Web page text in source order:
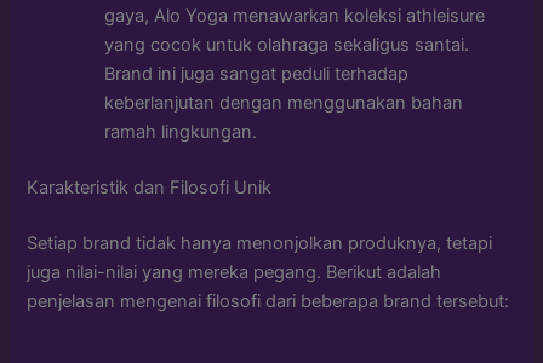
gaya, Alo Yoga menawarkan koleksi athleisure
yang cocok untuk olahraga sekaligus santai.
Brand ini juga sangat peduli terhadap
keberlanjutan dengan menggunakan bahan
ramah lingkungan.
Karakteristik dan Filosofi Unik
Setiap brand tidak hanya menonjolkan produknya, tetapi
juga nilai-nilai yang mereka pegang. Berikut adalah
penjelasan mengenai filosofi dari beberapa brand tersebut: